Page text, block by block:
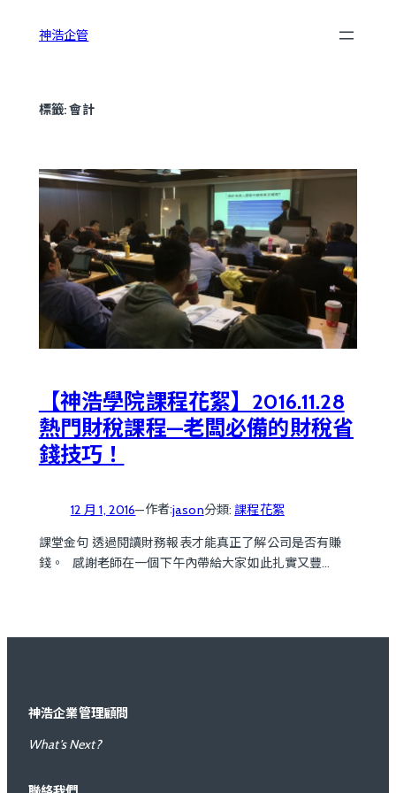
神浩企管
標籤:會計
【神浩學院課程花絮】2016.11.28
熱門財稅課程—老闆必備的財稅省
錢技巧！
12 月 1, 2016—作者:jason分類:課程花絮
課堂金句 透過閱讀財務報表才能真正了解公司是否有賺
錢。 感謝老師在一個下午內帶給大家如此扎實又豐…
神浩企業管理顧問
What’s Next?